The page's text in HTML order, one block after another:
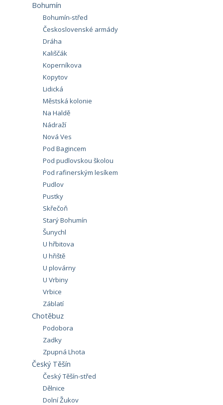
Bohumín
Bohumín-střed
Československé armády
Dráha
Kališčák
Koperníkova
Kopytov
Lidická
Městská kolonie
Na Haldě
Nádraží
Nová Ves
Pod Bagincem
Pod pudlovskou školou
Pod rafinerským lesíkem
Pudlov
Pustky
Skřečoň
Starý Bohumín
Šunychl
U hřbitova
U hřiště
U plovárny
U Vrbiny
Vrbice
Záblatí
Chotěbuz
Podobora
Zadky
Zpupná Lhota
Český Těšín
Český Těšín-střed
Dělnice
Dolní Žukov